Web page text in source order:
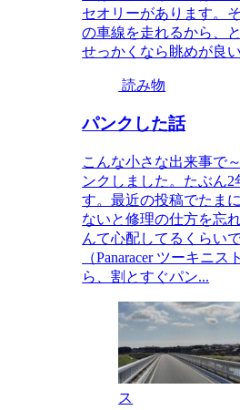
セオリーがあります。
の車線を走れるから、
せっかくなら眺めが良
読み物
パンクした話
こんな小さな出来事で
ンクしました。たぶん
す。最近の投稿でたま
ないと修理の仕方を忘
んて心配してるくらい
（Panaracer ツーキニ
ら、割とすぐパン...
ス